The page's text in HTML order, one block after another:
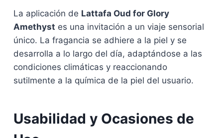
La aplicación de Lattafa Oud for Glory
Amethyst es una invitación a un viaje sensorial
único. La fragancia se adhiere a la piel y se
desarrolla a lo largo del día, adaptándose a las
condiciones climáticas y reaccionando
sutilmente a la química de la piel del usuario.
Usabilidad y Ocasiones de